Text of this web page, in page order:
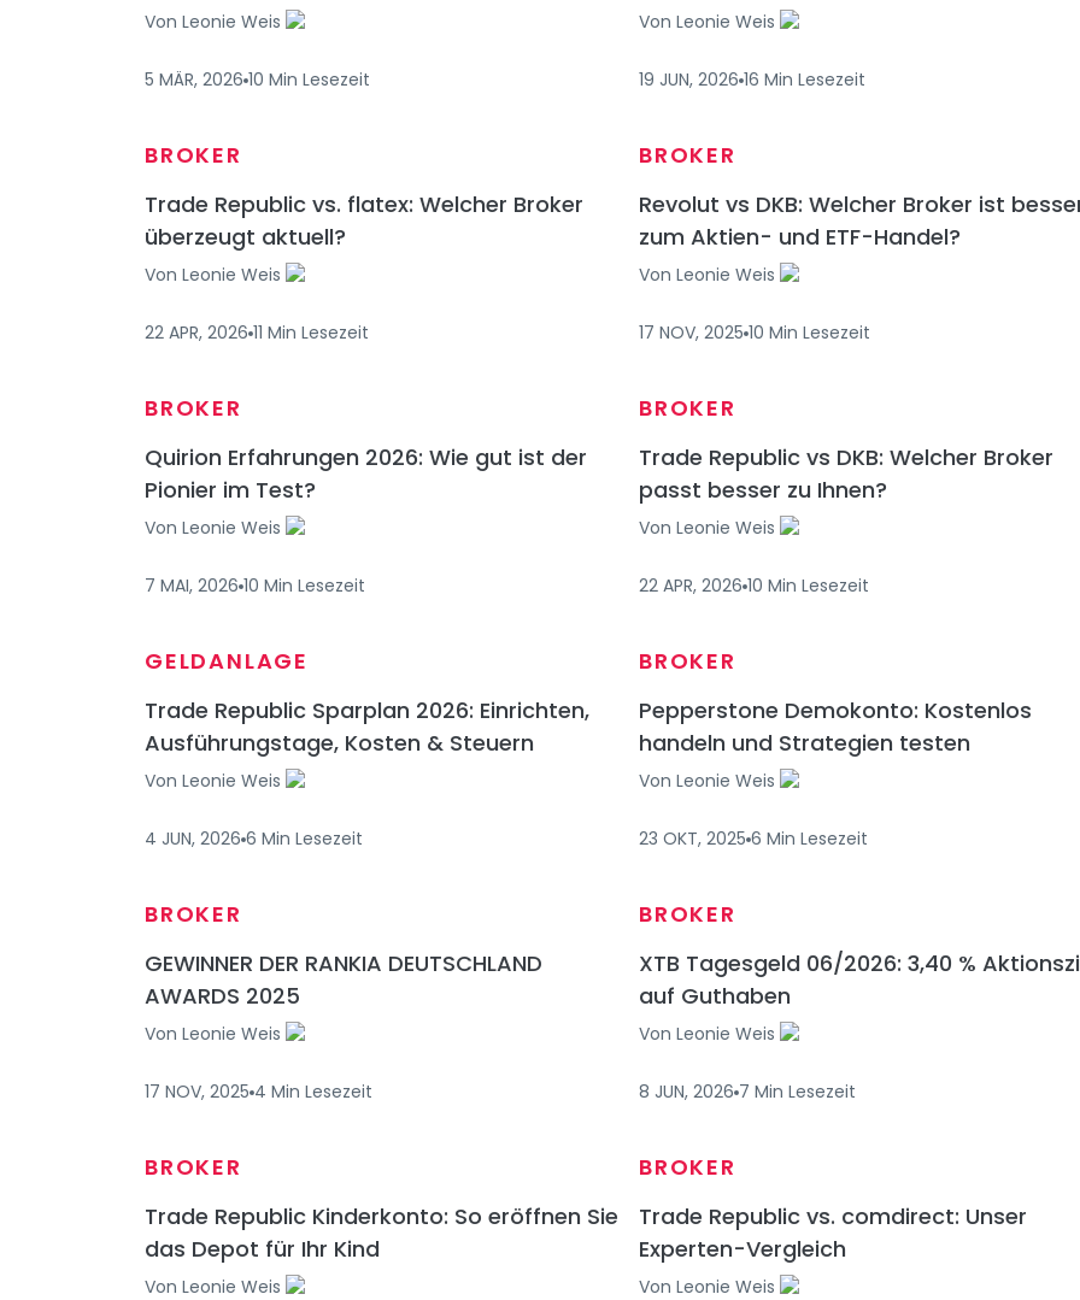
Von Leonie Weis
5 MÄR, 2026 10 Min Lesezeit
Von Leonie Weis
19 JUN, 2026 16 Min Lesezeit
BROKER
Trade Republic vs. flatex: Welcher Broker
überzeugt aktuell?
Von Leonie Weis
22 APR, 2026 11 Min Lesezeit
BROKER
Revolut vs DKB: Welcher Broker ist
zum Aktien- und ETF-Handel?
Von Leonie Weis
17 NOV, 2025 10 Min Lesezeit
BROKER
Quirion Erfahrungen 2026: Wie gut ist der
Pionier im Test?
Von Leonie Weis
7 MAI, 2026 10 Min Lesezeit
BROKER
Trade Republic vs DKB: Welcher Broker
passt besser zu Ihnen?
Von Leonie Weis
22 APR, 2026 10 Min Lesezeit
GELDANLAGE
Trade Republic Sparplan 2026: Einrichten,
Ausführungstage, Kosten & Steuern
Von Leonie Weis
4 JUN, 2026 6 Min Lesezeit
BROKER
Pepperstone Demokonto: Kostenlos
handeln und Strategien testen
Von Leonie Weis
23 OKT, 2025 6 Min Lesezeit
BROKER
GEWINNER DER RANKIA DEUTSCHLAND
AWARDS 2025
Von Leonie Weis
17 NOV, 2025 4 Min Lesezeit
BROKER
XTB Tagesgeld 06/2026: 3,40 %
auf Guthaben
Von Leonie Weis
8 JUN, 2026 7 Min Lesezeit
BROKER
Trade Republic Kinderkonto: So eröffnen Sie
das Depot für Ihr Kind
Von Leonie Weis
BROKER
Trade Republic vs. comdirect: Unser
Experten-Vergleich
Von Leonie Weis